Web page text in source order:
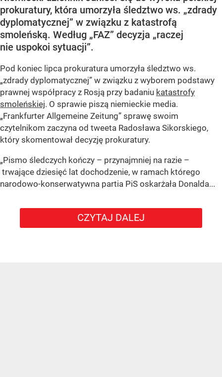
prokuratury, która umorzyła śledztwo ws. „zdrady
dyplomatycznej” w związku z katastrofą
smoleńską. Według „FAZ” decyzja „raczej
nie uspokoi sytuacji”.
Pod koniec lipca prokuratura umorzyła śledztwo ws.
„zdrady dyplomatycznej” w związku z wyborem podstawy
prawnej współpracy z Rosją przy badaniu katastrofy
smoleńskiej. O sprawie piszą niemieckie media.
„Frankfurter Allgemeine Zeitung” sprawę swoim
czytelnikom zaczyna od tweeta Radosława Sikorskiego,
który skomentował decyzję prokuratury.
„Pismo śledczych kończy – przynajmniej na razie –
trwające dziesięć lat dochodzenie, w ramach którego
narodowo-konserwatywna partia PiS oskarżała Donalda...
CZYTAJ DALEJ